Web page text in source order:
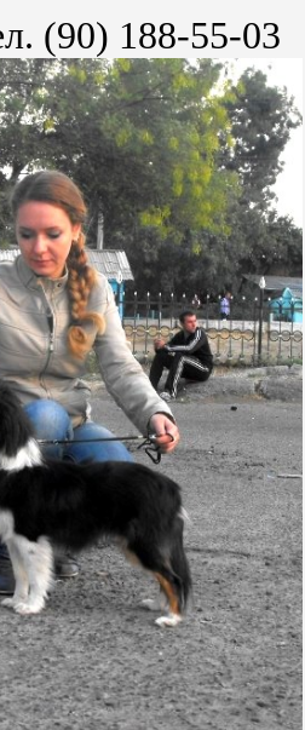
(90) 188-55-03